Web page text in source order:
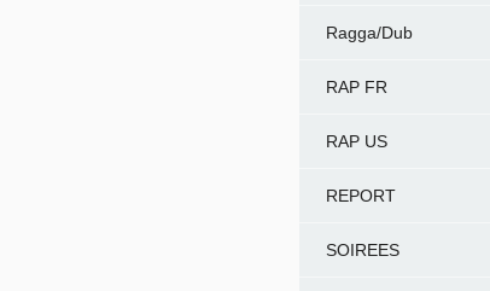
Ragga/Dub
RAP FR
RAP US
REPORT
SOIREES